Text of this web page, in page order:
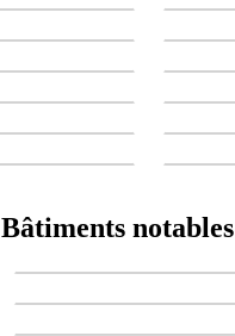
Bâtiments notables